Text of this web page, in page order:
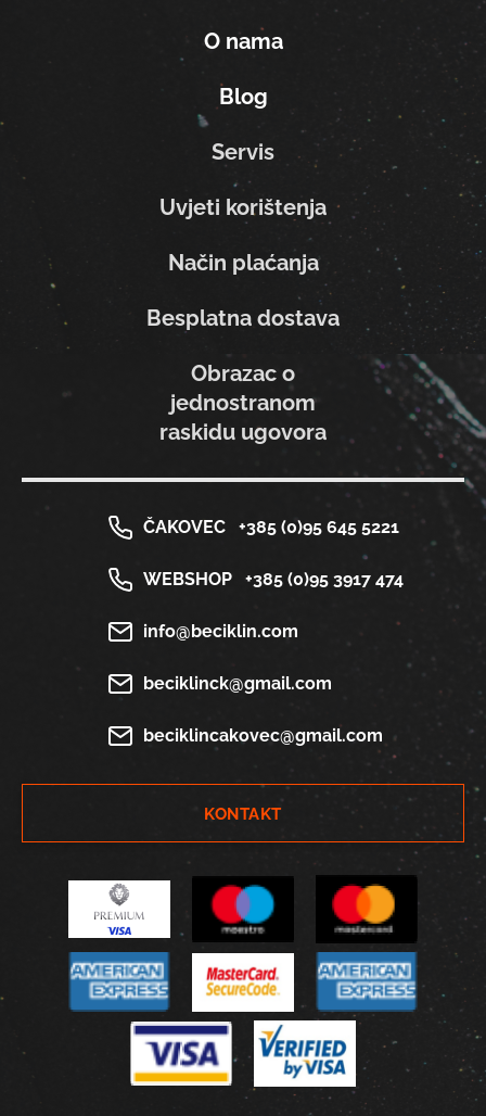
O nama
Blog
Servis
Uvjeti korištenja
Način plaćanja
Besplatna dostava
Obrazac o
jednostranom
raskidu ugovora
ČAKOVEC +385 (0)95 645 5221
WEBSHOP +385 (0)95 3917 474
info@beciklin.com
beciklinck@gmail.com
beciklincakovec@gmail.com
KONTAKT